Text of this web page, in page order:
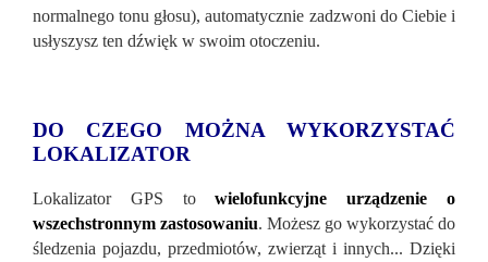
normalnego tonu głosu), automatycznie zadzwoni do Ciebie i
usłyszysz ten dźwięk w swoim otoczeniu.
DO CZEGO MOŻNA WYKORZYSTAĆ
LOKALIZATOR
Lokalizator GPS towielofunkcyjne urządzenie o
wszechstronnym zastosowaniu. Możesz go wykorzystać do
śledzenia pojazdu, przedmiotów, zwierząt i innych... Dzięki